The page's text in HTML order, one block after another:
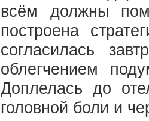
всём должны
построена
согласилась
облегчением
Доплелась до
головной боли и